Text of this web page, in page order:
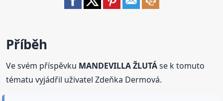
Příběh
Ve svém příspěvku MANDEVILLA ŽLUTÁse k tomuto
tématu vyjádřil uživatel Zdeňka Dermová.